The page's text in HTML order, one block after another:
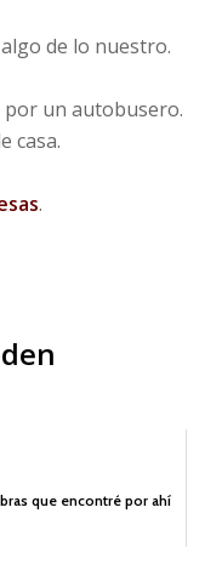
de lo nuestro.
por un autobusero.
casa.
.
que encontré por ahí